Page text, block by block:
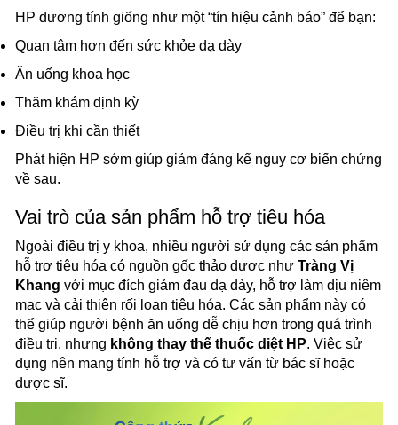
HP dương tính giống như một “tín hiệu cảnh báo” để bạn:
Quan tâm hơn đến sức khỏe dạ dày
Ăn uống khoa học
Thăm khám định kỳ
Điều trị khi cần thiết
Phát hiện HP sớm giúp giảm đáng kể nguy cơ biến chứng
về sau.
Vai trò của sản phẩm hỗ trợ tiêu hóa
Ngoài điều trị y khoa, nhiều người sử dụng các sản phẩm
hỗ trợ tiêu hóa có nguồn gốc thảo dược như Tràng Vị
Khang với mục đích giảm đau dạ dày, hỗ trợ làm dịu niêm
mạc và cải thiện rối loạn tiêu hóa. Các sản phẩm này có
thể giúp người bệnh ăn uống dễ chịu hơn trong quá trình
điều trị, nhưng không thay thế thuốc diệt HP. Việc sử
dụng nên mang tính hỗ trợ và có tư vấn từ bác sĩ hoặc
dược sĩ.